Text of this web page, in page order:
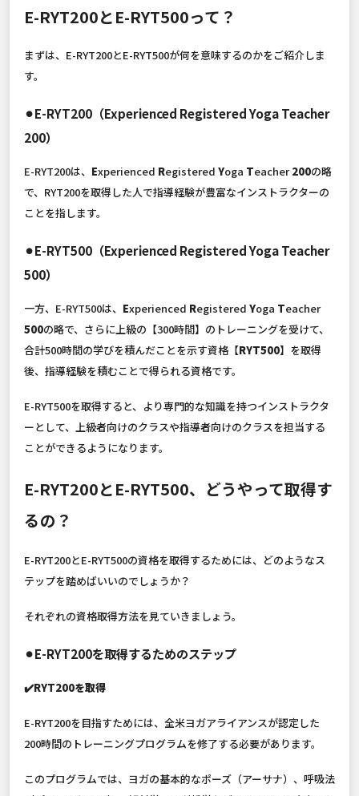
E-RYT200とE-RYT500って？
まずは、E-RYT200とE-RYT500が何を意味するのかをご紹介しま
す。
⚫︎E-RYT200（Experienced Registered Yoga Teacher
200）
E-RYT200は、 Experienced Registered Yoga Teacher200の略
で、RYT200を取得した人で指導経験が豊富なインストラクターの
ことを指します。
⚫︎E-RYT500（Experienced Registered Yoga Teacher
500）
一方、E-RYT500は、 Experienced Registered Yoga Teacher
500の略で、さらに上級の【300時間】のトレーニングを受けて、
合計500時間の学びを積んだことを示す資格【RYT500】を取得
後、指導経験を積むことで得られる資格です。
E-RYT500を取得すると、より専門的な知識を持つインストラクタ
ーとして、上級者向けのクラスや指導者向けのクラスを担当する
ことができるようになります。
E-RYT200とE-RYT500、どうやって取得す
るの？
E-RYT200とE-RYT500の資格を取得するためには、どのようなス
テップを踏めばいいのでしょうか？
それぞれの資格取得方法を見ていきましょう。
⚫︎E-RYT200を取得するためのステップ
✔️RYT200を取得
E-RYT200を目指すためには、全米ヨガアライアンスが認定した
200時間のトレーニングプログラムを修了する必要があります。
このプログラムでは、ヨガの基本的なポーズ（アーサナ）、呼吸法